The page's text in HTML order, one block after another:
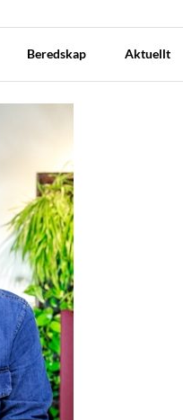
Beredskap Aktuellt